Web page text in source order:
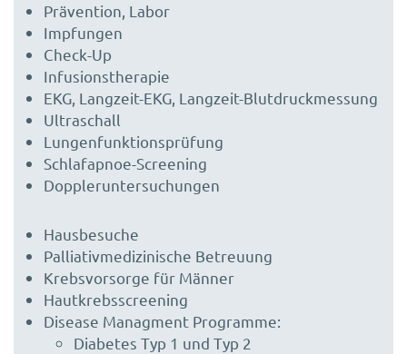
Prävention, Labor
Impfungen
Check-Up
Infusionstherapie
EKG, Langzeit-EKG, Langzeit-Blutdruckmessung
Ultraschall
Lungenfunktionsprüfung
Schlafapnoe-Screening
Doppleruntersuchungen
Hausbesuche
Palliativmedizinische Betreuung
Krebsvorsorge für Männer
Hautkrebsscreening
Disease Managment Programme:
Diabetes Typ 1 und Typ 2